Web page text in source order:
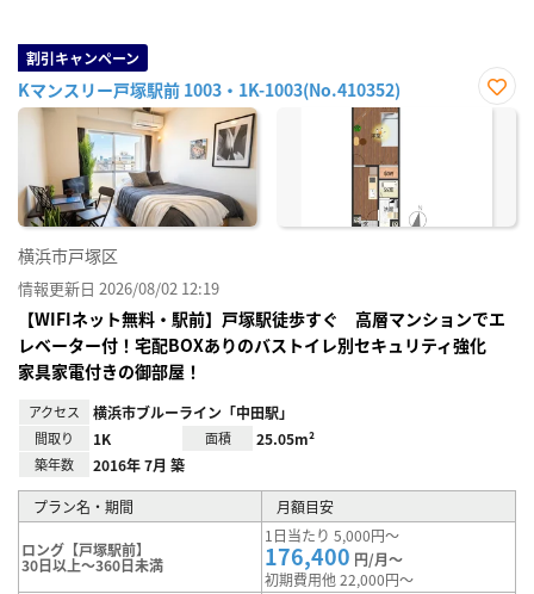
割引キャンペーン
Kマンスリー戸塚駅前 1003・1K-1003(No.410352)
お気
横浜市戸塚区
情報更新日 2026/08/02 12:19
【WIFIネット無料・駅前】戸塚駅徒歩すぐ 高層マンションでエ
レベーター付！宅配BOXありのバストイレ別セキュリティ強化
家具家電付きの御部屋！
アクセス 横浜市ブルーライン「中田駅」
間取り 1K 面積 25.05m²
築年数 2016年 7月 築
プラン名・期間 月額目安
ロング【戸塚駅前】
30日以上～360日未満
1日当たり 5,000円～
176,400 円/月～
初期費用他 22,000円～